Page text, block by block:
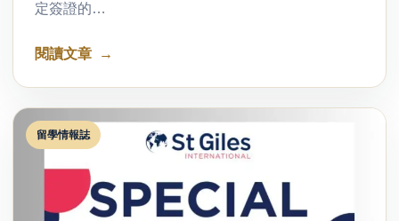
定簽證的…
閱讀文章
留學情報誌